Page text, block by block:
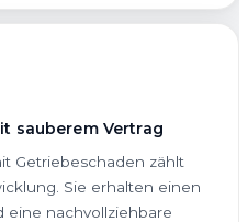
sauberem Vertrag
Getriebeschaden zählt
Sie erhalten einen
eine nachvollziehbare